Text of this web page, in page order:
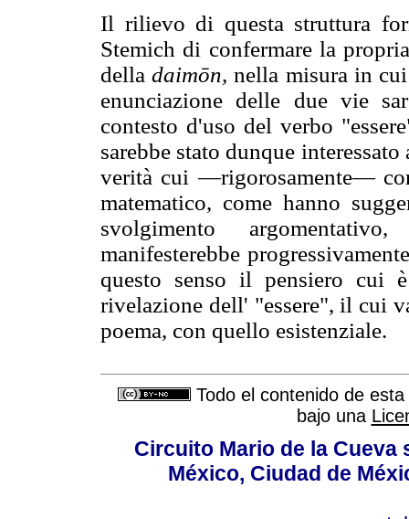
Il rilievo di questa struttura
Stemich di confermare la
delladaimōn, nella misura in
enunciazione delle due vie
contesto d'uso del verbo
sarebbe stato dunque
verità cui —rigorosamente—
matematico, come hanno
svolgimento
manifesterebbe
questo senso il pensiero cui
rivelazione dell' "essere", il cui
poema, con quello esistenziale.
Todo el contenido de
bajo una
Circuito Mario de la Cueva
México, Ciudad de